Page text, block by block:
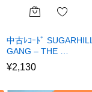
中古ﾚｺｰﾄﾞ
GANG – THE …
¥2,130